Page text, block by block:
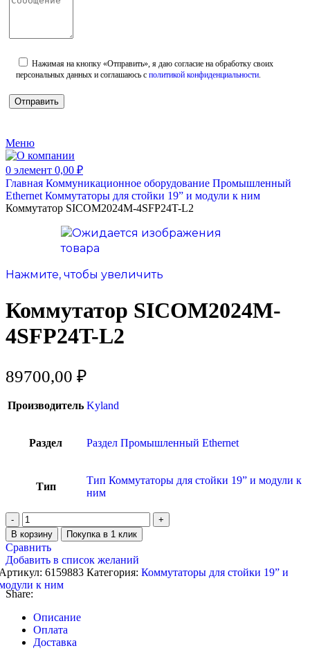
Нажимая на кнопку «Отправить», я даю согласие на обработку своих
персональных данных и соглашаюсь с политикой конфиденциальности.
Меню
0 элемент 0,00 ₽
Главная Коммуникационное оборудование Промышленный
Ethernet Коммутаторы для стойки 19” и модули к ним
Коммутатор SICOM2024M-4SFP24T-L2
Нажмите, чтобы увеличить
Коммутатор SICOM2024M-
4SFP24T-L2
89700,00 ₽
Производитель Kyland
Раздел Раздел Промышленный Ethernet
Тип
Тип Коммутаторы для стойки 19” и модули к
ним
В корзину Покупка в 1 клик
Сравнить
Добавить в список желаний
6159883 Категория: Коммутаторы для стойки 19” и
к ним
Share:
Описание
Оплата
Доставка